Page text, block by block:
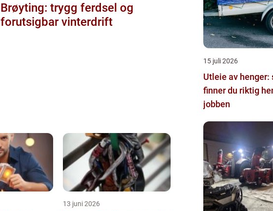
Brøyting: trygg ferdsel og
forutsigbar vinterdrift
13 juni 2026
15 juli 2026
Utleie av henger:
finner du riktig
jobben